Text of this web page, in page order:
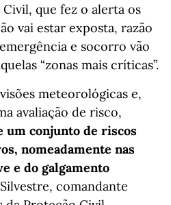
que fez o alerta os
vai estar exposta, razão
e socorro vão
“zonas mais críticas”.
meteorológicas e,
avaliação de risco,
um conjunto de riscos
nomeadamente nas
e do galgamento
comandante